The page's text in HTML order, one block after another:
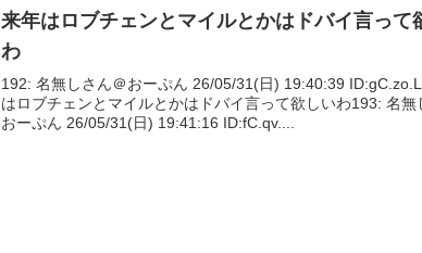
来年はロブチェンとマイルとかはドバイ言って
わ
192: 名無しさん＠おーぷん 26/05/31(日) 19:40:39
はロブチェンとマイルとかはドバイ言って欲しいわ193: 名無
おーぷん 26/05/31(日) 19:41:16 ID:fC.qv....